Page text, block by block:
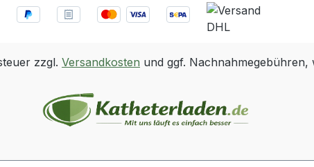
zzgl. Versandkosten und ggf. Nachnahmegebühren,